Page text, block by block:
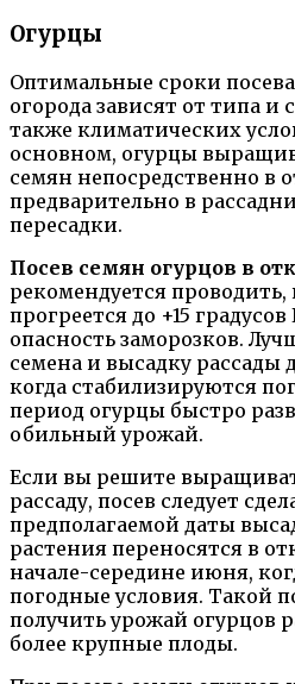
Огурцы
Оптимальные сроки
огорода зависят от типа и
также климатических
основном, огурцы
семян непосредственно в
предварительно в
пересадки.
Посев семян огурцов в
рекомендуется проводить,
прогреется до +15
опасность заморозков.
семена и высадку рассады
когда стабилизируются
период огурцы быстро
обильный урожай.
Если вы решите
рассаду, посев следует
предполагаемой даты
растения переносятся в
начале-середине июня,
погодные условия. Такой
получить урожай огурцов
более крупные плоды.